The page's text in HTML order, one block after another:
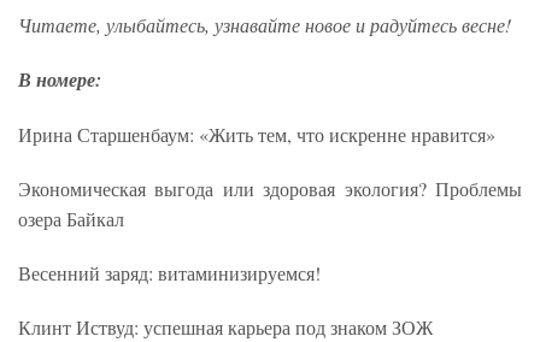
Читаете, улыбайтесь, узнавайте новое и радуйтесь весне!
В номере:
Ирина Старшенбаум: «Жить тем, что искренне нравится»
Экономическая выгода или здоровая экология? Проблемы
озера Байкал
Весенний заряд: витаминизируемся!
Клинт Иствуд: успешная карьера под знаком ЗОЖ